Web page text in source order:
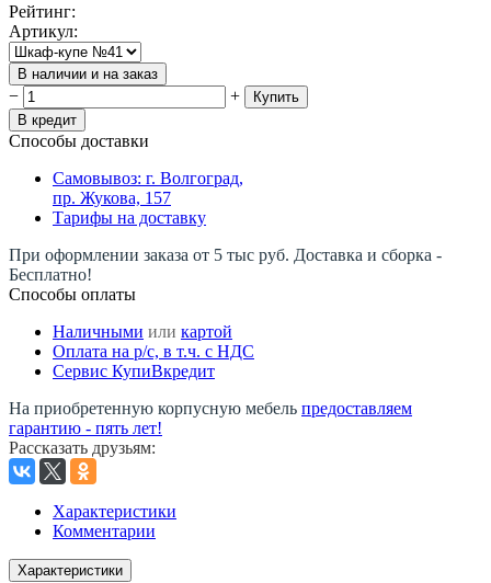
Рейтинг:
Артикул:
В наличии и на заказ
− +
Купить
В кредит
Способы доставки
Самовывоз: г. Волгоград,
пр. Жукова, 157
Тарифы на доставку
При оформлении заказа от 5 тыс руб. Доставка и сборка -
Бесплатно!
Способы оплаты
Наличными или картой
Оплата на р/c, в т.ч. с НДС
Сервис КупиВкредит
На приобретенную корпусную мебель предоставляем
гарантию - пять лет!
Рассказать друзьям:
Характеристики
Комментарии
Характеристики